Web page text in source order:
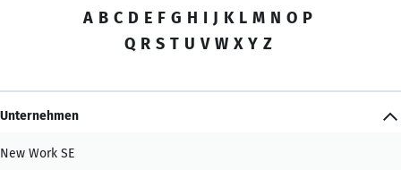
A B C D E F G H I J K L M N O P
Q R S T U V W X Y Z
Unternehmen
New Work SE